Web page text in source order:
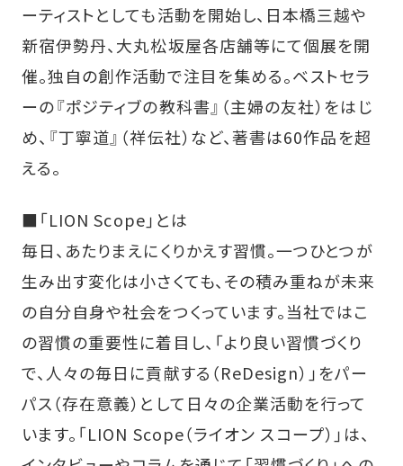
ーティストとしても活動を開始し、日本橋三越や
新宿伊勢丹、大丸松坂屋各店舗等にて個展を開
催。独自の創作活動で注目を集める。ベストセラ
ーの『ポジティブの教科書』（主婦の友社）をはじ
め、『丁寧道』（祥伝社）など、著書は60作品を超
える。
■「LION Scope」とは
毎日、あたりまえにくりかえす習慣。一つひとつが
生み出す変化は小さくても、その積み重ねが未来
の自分自身や社会をつくっています。当社ではこ
の習慣の重要性に着目し、「より良い習慣づくり
で、人々の毎日に貢献する（ReDesign）」をパー
パス（存在意義）として日々の企業活動を行って
います。「LION Scope（ライオン スコープ）」は、